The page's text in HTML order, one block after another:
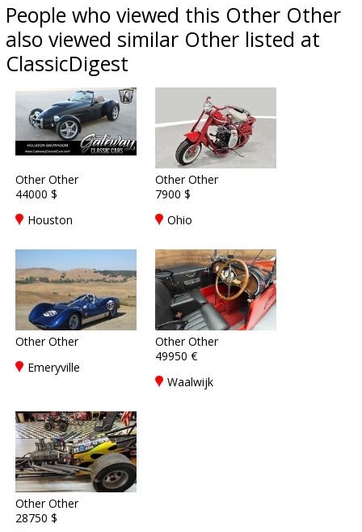
People who viewed this Other Other
also viewed similar Other listed at
ClassicDigest
Other Other
44000 $
Houston
Other Other
7900 $
Ohio
Other Other
Emeryville
Other Other
49950 €
Waalwijk
Other Other
28750 $